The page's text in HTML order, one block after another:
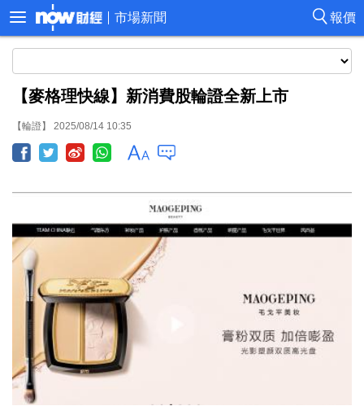
報價
市場新聞
【麥格理快線】新消費股輪證全新上市
【輪證】 2025/08/14 10:35